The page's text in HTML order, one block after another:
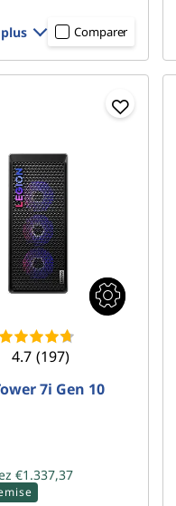
Comparer
4.7 (197)
7i Gen 10
€1.337,37